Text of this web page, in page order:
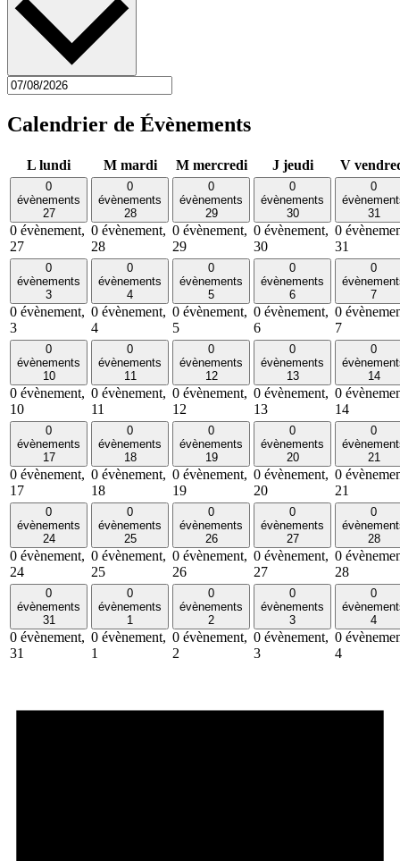
Calendrier de Évènements
L lundi M mardi M mercredi J jeudi V
0
évènements
27
0 évènement,
27
0
évènements
28
0 évènement,
28
0
évènements
29
0 évènement,
29
0
évènements
30
0 évènement,
30
0
31
0
31
0
évènements
3
0 évènement,
3
0
évènements
4
0 évènement,
4
0
évènements
5
0 évènement,
5
0
évènements
6
0 évènement,
6
0
7
0
7
0
évènements
10
0 évènement,
10
0
évènements
11
0 évènement,
11
0
évènements
12
0 évènement,
12
0
évènements
13
0 évènement,
13
0
14
0
14
0
évènements
17
0 évènement,
17
0
évènements
18
0 évènement,
18
0
évènements
19
0 évènement,
19
0
évènements
20
0 évènement,
20
0
21
0
21
0
évènements
24
0 évènement,
24
0
évènements
25
0 évènement,
25
0
évènements
26
0 évènement,
26
0
évènements
27
0 évènement,
27
0
28
0
28
0
évènements
31
0 évènement,
31
0
évènements
1
0 évènement,
1
0
évènements
2
0 évènement,
2
0
évènements
3
0 évènement,
3
0
4
0
4